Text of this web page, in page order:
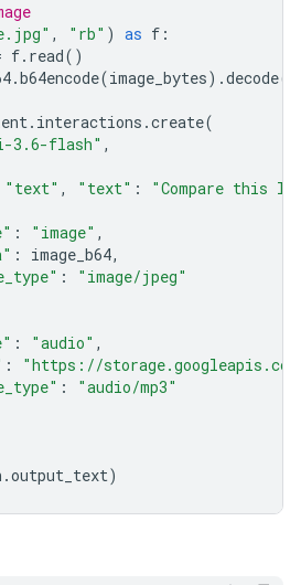
, "rb" ) as f :
f. read()
.b64encode(image_bytes) .decode(
. interactions .create(
3.6-flash" ,
"text" , "text" :
"Compare this
: "image" ,
: image_b64,
:
"image/jpeg"
: "audio" ,
:
"https://
:
"audio/mp3"
.output_text)